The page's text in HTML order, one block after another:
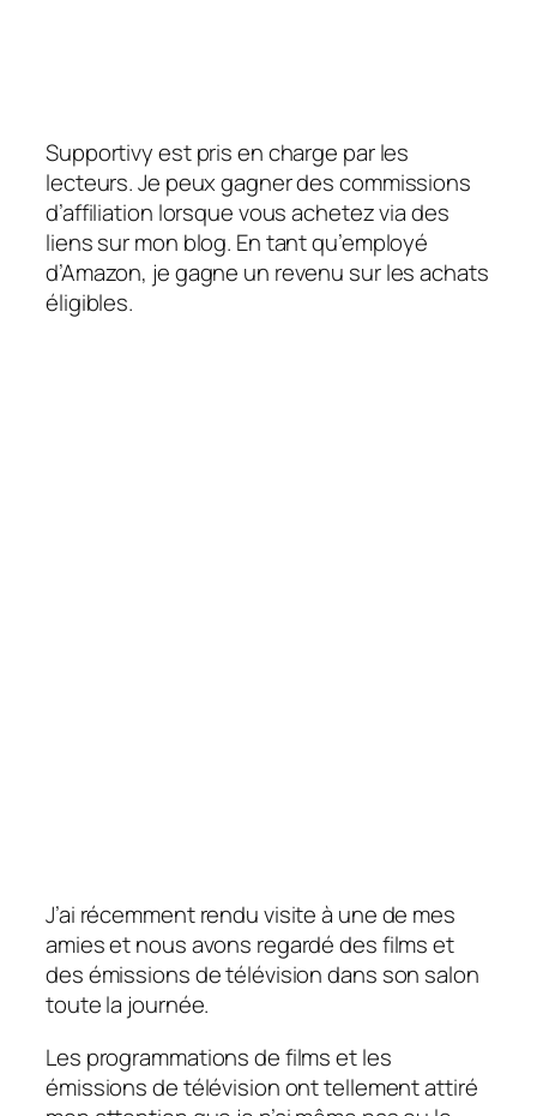
Supportivy est pris en charge par les
lecteurs. Je peux gagner des commissions
d’affiliation lorsque vous achetez via des
liens sur mon blog. En tant qu’employé
d’Amazon, je gagne un revenu sur les achats
éligibles.
J’ai récemment rendu visite à une de mes
amies et nous avons regardé des films et
des émissions de télévision dans son salon
toute la journée.
Les programmations de films et les
émissions de télévision ont tellement attiré